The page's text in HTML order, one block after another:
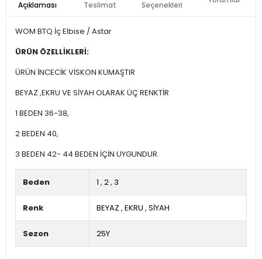
Açıklaması
Teslimat
Seçenekleri
WOM BTQ İç Elbise / Astar
ÜRÜN ÖZELLİKLERİ:
ÜRÜN İNCECİK VİSKON KUMAŞTIR
BEYAZ ,EKRU VE SİYAH OLARAK ÜÇ RENKTİR
1 BEDEN 36-38,
2 BEDEN 40,
3 BEDEN 42- 44 BEDEN İÇİN UYGUNDUR.
Beden 1 , 2, 3
Renk BEYAZ , EKRU , SİYAH
Sezon 25Y